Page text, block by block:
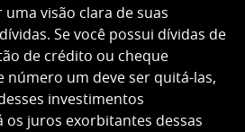
uma visão clara de suas
Se você possui dívidas de
de crédito ou cheque
número um deve ser quitá-las,
investimentos
juros exorbitantes dessas